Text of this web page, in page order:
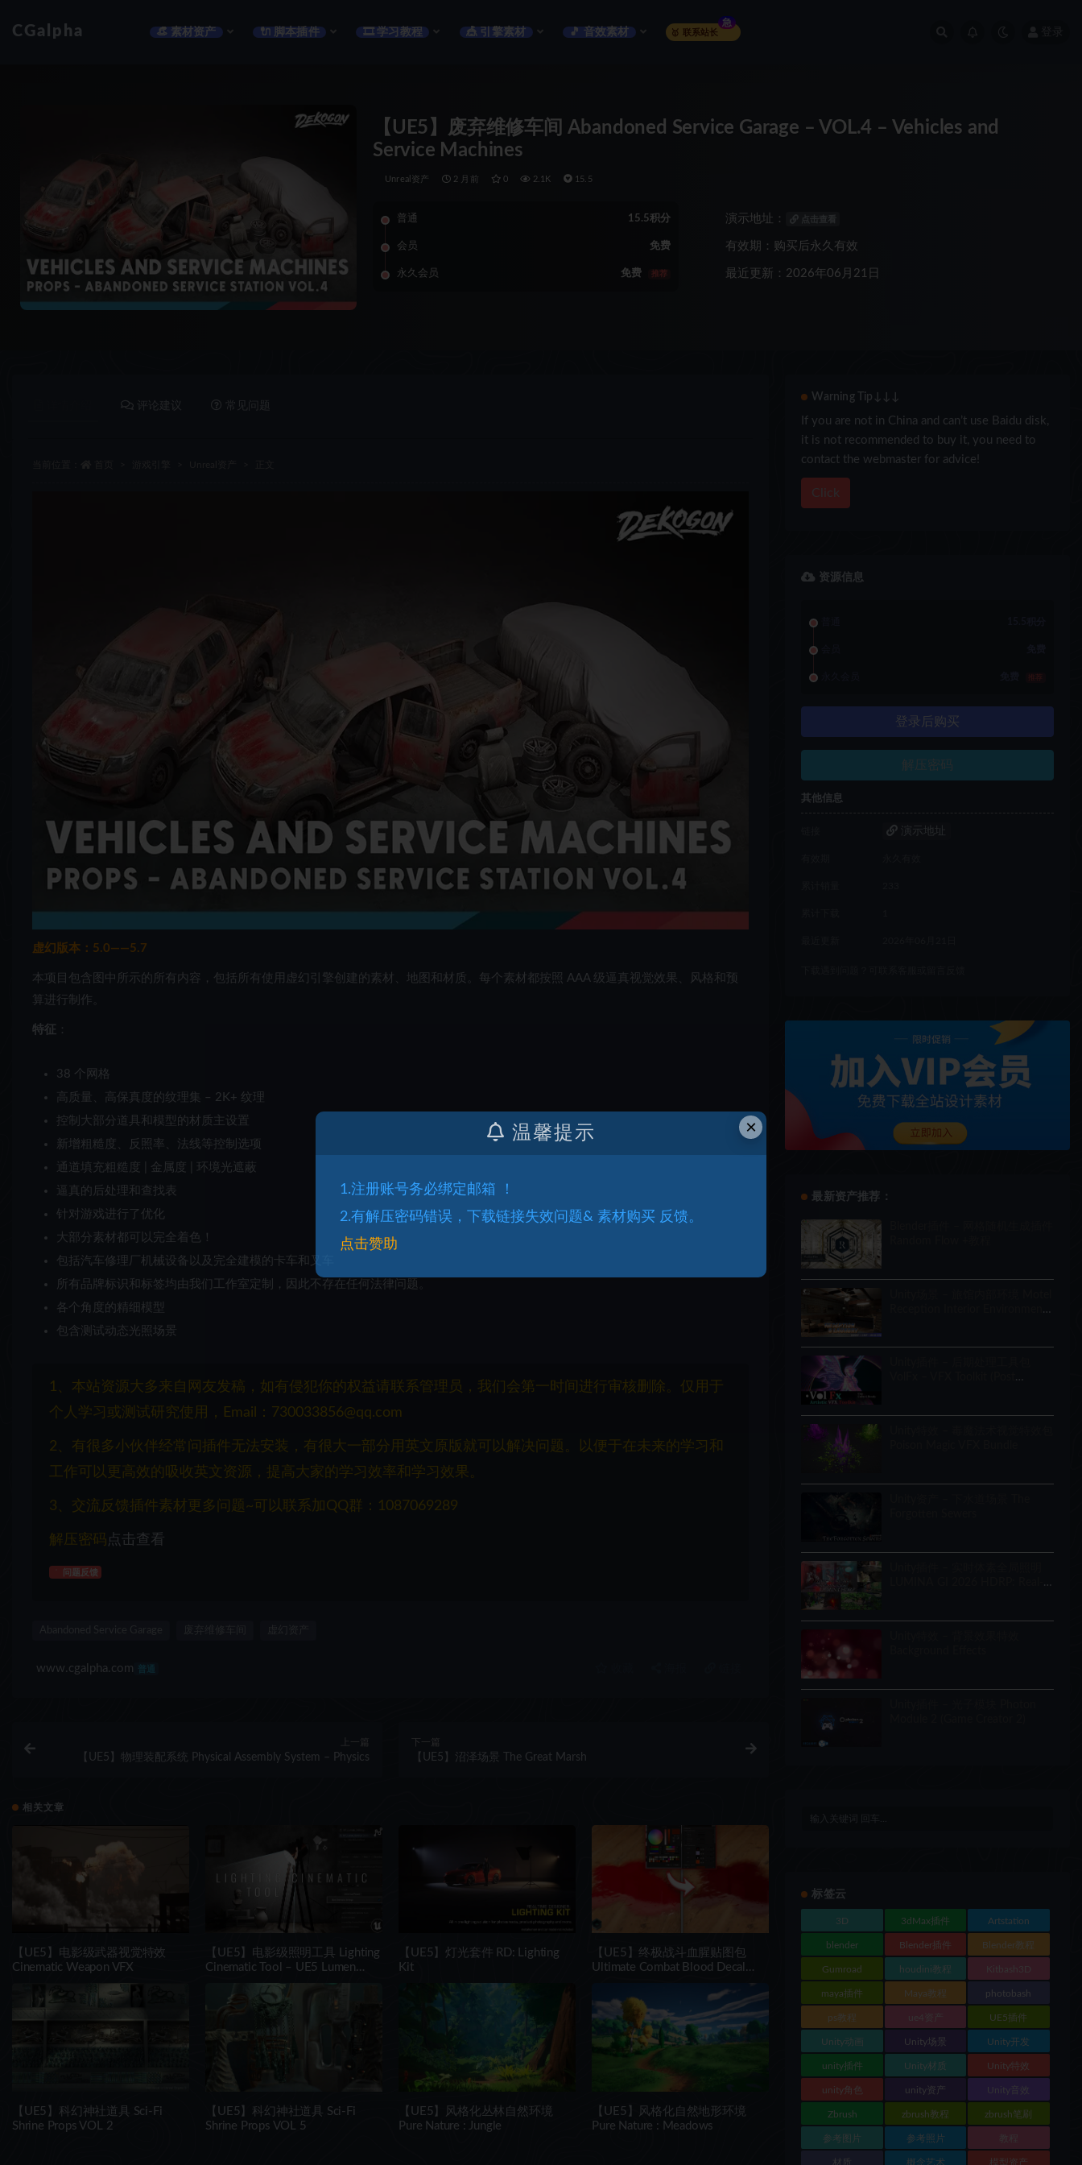
CGalpha 👒 素材资产 🔌 脚本插件 🎞️ 学习教程 🎪 引擎素材 🎵 音效素材 🥇 联系站长
急
【UE5】废弃维修车间 Abandoned Service Garage – VOL.4 – Vehicles and
Service Machines
Unreal资产 2 月前 0 2.1K 15.5
普通 15.5积分
会员 免费
永久会员 免费 推荐
演示地址： 点击查看
有效期：购买后永久有效
最近更新：2026年06月21日
评论建议 常见问题
虚幻版本：5.0——5.7
本项目包含图中所示的所有内容，包括所有使用虚幻引擎创建的素材、地图和材质。每个素材都按照 AAA 级逼真视觉效果、风格和预
算进行制作。
特征 ：
38 个网格
高质量、高保真度的纹理集 – 2K+ 纹理
控制大部分道具和模型的材质主设置
新增粗糙度、反照率、法线等控制选项
通道填充粗糙度 | 金属度 | 环境光遮蔽
逼真的后处理和查找表
针对游戏进行了优化
大部分素材都可以完全着色！
包括汽车修理厂机械设备以及完全建模的卡车和叉车
所有品牌标识和标签均由我们工作室定制，因此不存在任何法律问题。
各个角度的精细模型
包含测试动态光照场景
1、本站资源大多来自网友发稿，如有侵犯你的权益请联系管理员，我们会第一时间进行审核删除。仅用于
个人学习或测试研究使用，Email：730033856@qq.com
2、有很多小伙伴经常问插件无法安装，有很大一部分用英文原版就可以解决问题。以便于在未来的学习和
工作可以更高效的吸收英文资源，提高大家的学习效率和学习效果。
3、交流反馈插件素材更多问题~可以联系加QQ群：1087069289
解压密码 点击查看
问题反馈
www.cgalpha.com
上一篇
【UE5】物理装配系统 Physical Assembly System – Physics
下一篇
【UE5】沼泽场景 The Great Marsh
相关文章
【UE5】电影级武器视觉特效
Cinematic Weapon VFX
【UE5】电影级照明工具 Lighting
Cinematic Tool – UE5 Lumen
【UE5】灯光套件 RD: Lighting
Kit
【UE5】终极战斗血腥贴图包
Ultimate Combat Blood Decal
【UE5】科幻神社道具 Sci-Fi
Shrine Props VOL 2
【UE5】科幻神社道具 Sci-Fi
Shrine Props VOL 5
【UE5】风格化丛林自然环境
Pure Nature : Jungle
【UE5】风格化自然地形环境
Pure Nature : Meadows
Warning Tip↓↓↓
If you are not in China and can’t use Baidu disk,
it is not recommended to buy it, you need to
contact the webmaster for advice!
Click
资源信息
推荐
登录后购买
解压密码
其他信息
演示地址
最新资产推荐：
Reception Interior Environment
标签云
3D 3dMax插件 Artstation
blender Blender插件 Blender教程
Gumroad houdini教程 Kitbash3D
maya插件 Maya教程 photobash
ps教程 ue4资产 UE5插件
Unity动画 Unity场景 Unity开发
unity插件 Unity材质 Unity特效
unity角色 unity资产 Unity音效
Zbrush zbrush教程 zbrush笔刷
参考图片 参考照片 教程
材质 概念艺术 模型资产
×
温馨提示
1.注册账号务必绑定邮箱 ！
2.有解压密码错误，下载链接失效问题& 素材购买 反馈。
点击赞助